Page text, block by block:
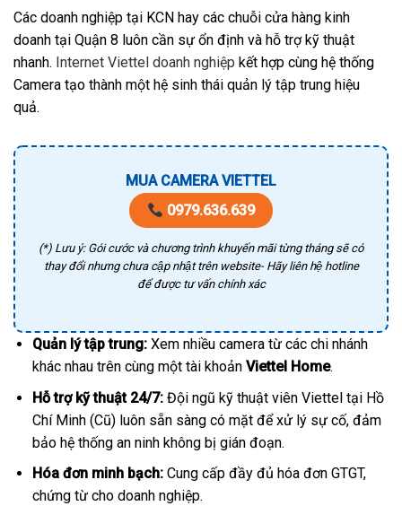
Các doanh nghiệp tại KCN hay các chuỗi cửa hàng kinh
doanh tại Quận 8 luôn cần sự ổn định và hỗ trợ kỹ thuật
nhanh. Internet Viettel doanh nghiệp kết hợp cùng hệ thống
Camera tạo thành một hệ sinh thái quản lý tập trung hiệu
quả.
MUA CAMERA VIETTEL
0979.636.639
(*) Lưu ý: Gói cước và chương trình khuyến mãi từng tháng sẽ có
thay đổi nhưng chưa cập nhật trên website- Hãy liên hệ hotline
để được tư vấn chính xác
Quản lý tập trung:Xem nhiều camera từ các chi nhánh
khác nhau trên cùng một tài khoản Viettel Home.
Hỗ trợ kỹ thuật 24/7:Đội ngũ kỹ thuật viên Viettel tại Hồ
Chí Minh (Cũ) luôn sẵn sàng có mặt để xử lý sự cố, đảm
bảo hệ thống an ninh không bị gián đoạn.
Hóa đơn minh bạch:Cung cấp đầy đủ hóa đơn GTGT,
chứng từ cho doanh nghiệp.